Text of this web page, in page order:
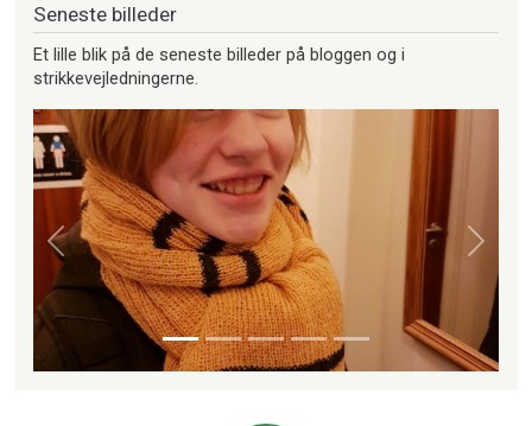
Seneste billeder
Et lille blik på de seneste billeder på bloggen og i
strikkevejledningerne.
Forrige Næste